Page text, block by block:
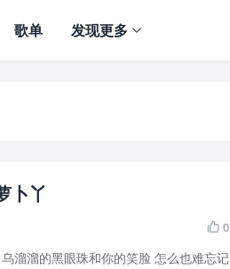
歌单 发现更多
卜丫
 0
溜溜的黑眼珠和你的笑脸 怎么也难忘记